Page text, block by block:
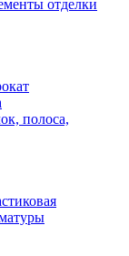
отделки
полоса,